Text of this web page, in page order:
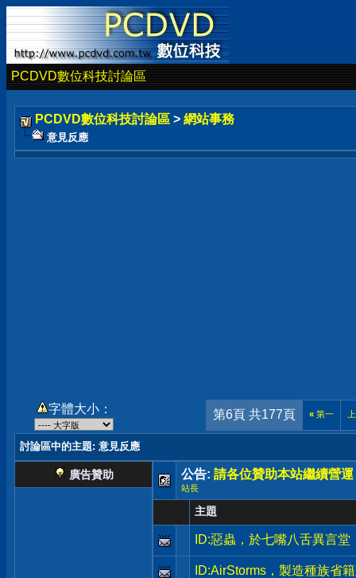
PCDVD數位科技討論區
PCDVD數位科技討論區 > 網站事務
意見反應
字體大小： 第6頁 共177頁 «第一
討論區中的主題: 意見反應
廣告贊助 公告: 請各位贊助本站繼續營運
站長
主題
ID:惡蟲，於七嘴八舌異言
ID:AirStorms，製造種族省